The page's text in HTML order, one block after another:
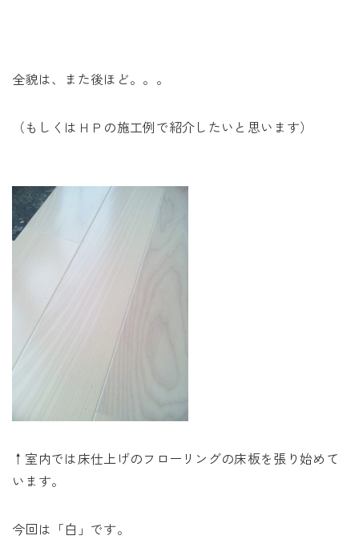
全貌は、また後ほど。。。
（もしくはＨＰの施工例で紹介したいと思います）
↑室内では床仕上げのフローリングの床板を張り始めて
います。
今回は「白」です。